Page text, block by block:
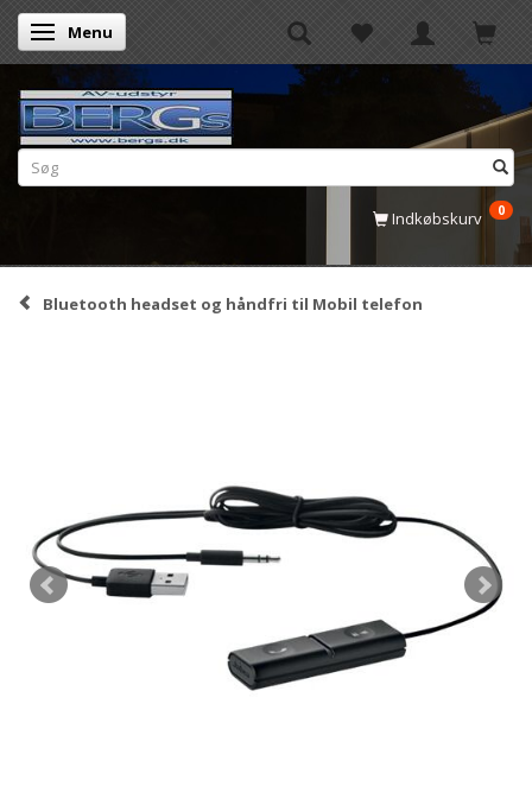
Skifte navigation
Menu
Indkøbskurv 0
Bluetooth headset og håndfri til Mobil telefon